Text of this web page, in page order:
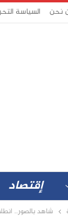
نحن السياسة
إقتصاد
شاهد بالصور..